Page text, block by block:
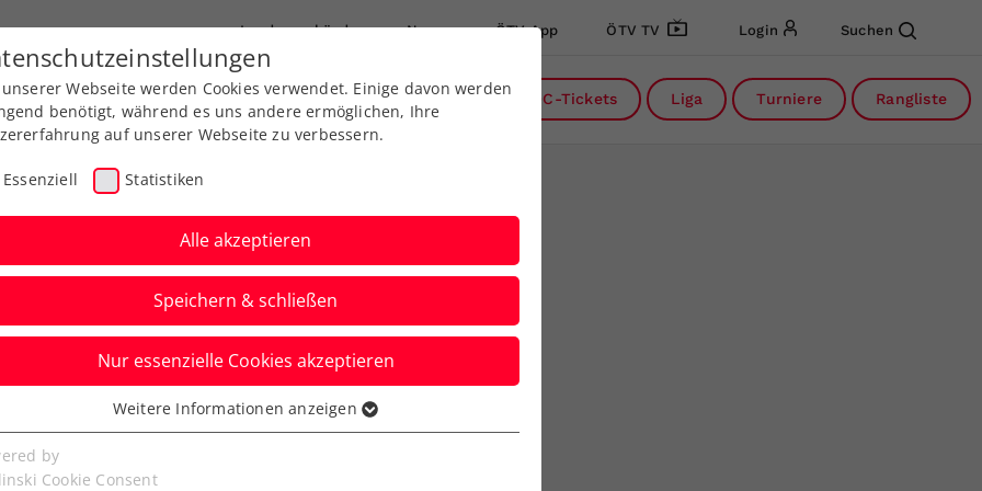
Landesverbände News ÖTV App ÖTV TV Login Suchen
Ausbildung Services Über uns DC-Tickets Liga Turniere Rangliste
Taucher knapp am
Webseite werden Cookies verwendet. Einige davon werden
benötigt, während es uns andere ermöglichen, Ihre
auf unserer Webseite zu verbessern.
Essenziell Statistiken
Alle akzeptieren
Speichern & schließen
Nur essenzielle Cookies akzeptieren
Cookies werden für grundlegende Funktionen der
benötigt. Dadurch ist gewährleistet, dass die Webseite
Weitere Informationen anzeigen
by
Cookie Consent